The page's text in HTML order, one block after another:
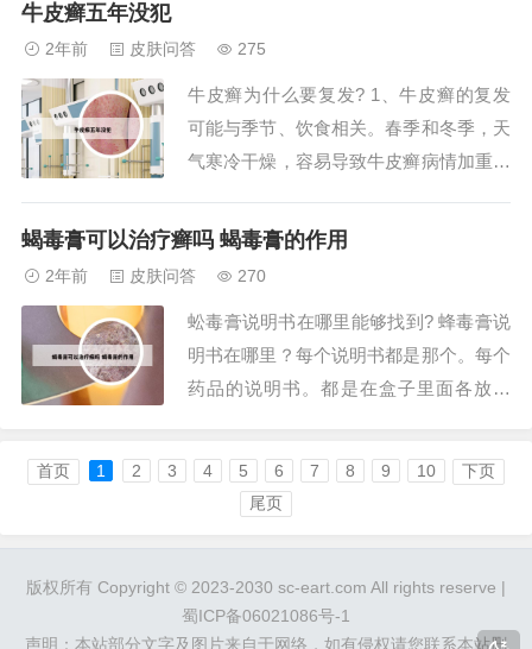
响较大，因此患者求治心情更加迫切。在
临床中通常...
牛皮癣五年没犯
2年前 皮肤问答 275
牛皮癣为什么要复发? 1、牛皮癣的复发
可能与季节、饮食相关。春季和冬季，天
气寒冷干燥，容易导致牛皮癣病情加重或
惯也会影响病情。过量摄入辛辣、油腻食
牛皮癣复发的重要原因。2、感染因素是
诱发和加重...
蝎毒膏可以治疗癣吗 蝎毒膏的作用
2年前 皮肤问答 270
蚣毒膏说明书在哪里能够找到? 蜂毒膏说
明书在哪里？每个说明书都是那个。每个
药品的说明书。都是在盒子里面各放着
务进来的，希望能过。治疗脚气 脚气由
真菌感染引起，若不及时控制，可能会波
及身体其他部位。而五毒膏在改善真菌感
意，使用此药...
首页 1 2 3 4 5 6 7 8 9 10
下页
尾页
版权所有 Copyright © 2023-2030 sc-eart.com All rights reserve |
蜀ICP备06021086号-1
声明：本站部分文字及图片来自于网络，如有侵权请您联系本站删